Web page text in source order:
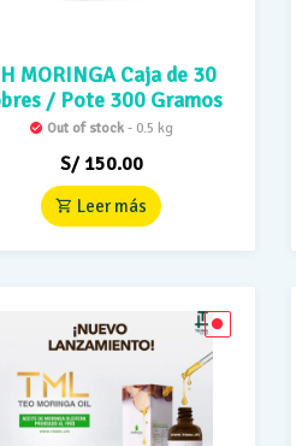
MORINGA Caja de 30
/ Pote 300 Gramos
Out of stock - 0.5 kg
S/150.00
Leer más